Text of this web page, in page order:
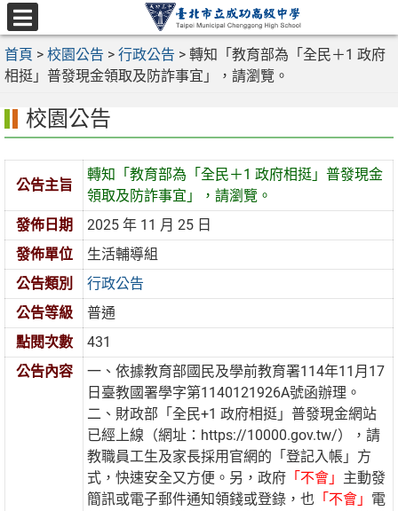
跳
至
主
要
區
選
單
首頁 > 校園公告 > 行政公告 > 轉知「教育部為「全民＋1 政府
相挺」普發現金領取及防詐事宜」，請瀏覽。
校園公告
公告主旨
轉知「教育部為「全民＋1 政府相挺」普發現金
領取及防詐事宜」，請瀏覽。
發佈日期
2025 年 11 月 25 日
發佈單位
生活輔導組
公告類別
行政公告
公告等級
普通
點閱次數
431
公告內容
一、依據教育部國民及學前教育署114年11月17
日臺教國署學字第1140121926A號函辦理。
二、財政部「全民+1 政府相挺」普發現金網站
已經上線（網址：https://10000.gov.tw/），請
教職員工生及家長採用官網的「登記入帳」方
式，快速安全又方便。另，政府 「不會」 主動發
簡訊或電子郵件通知領錢或登錄，也 「不會」 電